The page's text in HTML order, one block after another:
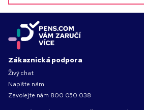
Zákaznická podpora
Živý chat
Napište nám
Zavolejte nám 800 050 038